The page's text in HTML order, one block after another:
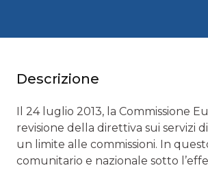
Descrizione
Il 24 luglio 2013, la Commissione
revisione della direttiva sui servizi
un limite alle commissioni. In
comunitario e nazionale sotto